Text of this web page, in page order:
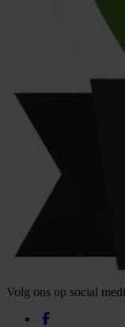
Volg ons op social